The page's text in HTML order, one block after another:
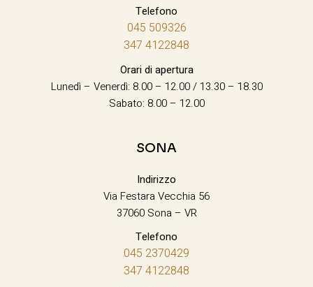
Telefono
045 509326
347 4122848
Orari di apertura
Lunedì – Venerdì: 8.00 – 12.00 / 13.30 – 18.30
Sabato: 8.00 – 12.00
SONA
Indirizzo
Via Festara Vecchia 56
37060 Sona – VR
Telefono
045 2370429
347 4122848